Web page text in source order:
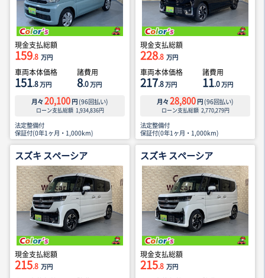
現金支払総額
159.8 万円
車両本体価格
151.8万円
諸費用
8.0万円
月々 20,100 円 (96回払い)
ローン支払総額 1,934,836円
法定整備付
保証付(0年1ヶ月・1,000km)
現金支払総額
228.8 万円
車両本体価格
217.8万円
諸費用
11.0万円
月々 28,800 円 (96回払い)
ローン支払総額 2,770,279円
法定整備付
保証付(0年1ヶ月・1,000km)
スズキ スペーシア
現金支払総額
215.8 万円
スズキ スペーシア
現金支払総額
215.8 万円